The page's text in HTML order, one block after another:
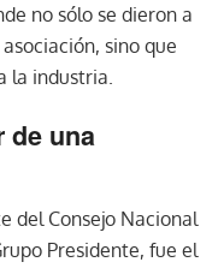
no sólo se dieron a
sino que
la industria.
de una
del Consejo Nacional
Presidente, fue el